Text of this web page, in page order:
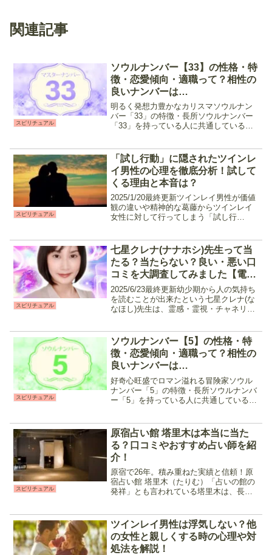
関連記事
スピリチュアル
ソウルナンバー【33】の性格・特
徴・恋愛傾向・適職って？相性の
良いナンバーは…
明るく発想力豊かなカリスマソウルナン
バー「33」の特徴・長所ソウルナンバー
「33」を持っている人に共通しているの
け隔てない博愛主義者・ルールは苦手、
でも協調性は◎・コ...
スピリチュアル
「試し行動」に隠されたツインレ
イ男性の心理を徹底分析！試して
くる理由と本音は？
2025/1/20最終更新ツインレイ男性が価値
観の違いや精神的な葛藤からツインレイ
女性に対して行ってしまう「試し行
るの？と思うこともあるでしょう。今回
はそんな「試し行動...
スピリチュアル
七星クレナ(ナナホシ)先生って当
たる？当たらない？良い・悪い口
コミを大調査してみました【電話
占いピュアリ】
2025/6/23最終更新幼少期から人の気持ち
を読むことが出来たという七星クレナ(な
なほし)先生は、霊感・霊視・チャネリン
けでなくペットの気持ちやメッセージの
鑑定も可能...
スピリチュアル
ソウルナンバー【5】の性格・特
徴・恋愛傾向・適職って？相性の
良いナンバーは…
好奇心旺盛でロマン溢れる冒険家ソウル
ナンバー「5」の特徴・長所ソウルナンバ
ー「5」を持っている人に共通しているの
いる・決めたことは最後まで貫き通す・
自分か、自分以外か...
スピリチュアル
原宿占い館 塔里木は本当に当た
る？口コミやおすすめ占い師を紹
介！
原宿で26年。積み重ねた実績と信頼！原
宿占い館 塔里木（たりむ）「占いの館の
発祥」とも言われている塔里木は、長年
おり、当たると評判の占い師が多数在
籍。悩みや占術別に自分...
ツインレイ男性は浮気しない？他
の女性と親しくする時の心理や対
処法を解説！